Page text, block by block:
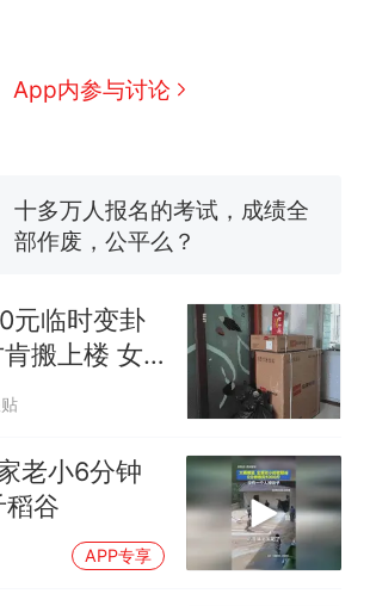
App内参与讨论
人生
新 搬家报价570元，搬到楼下
空调24小时开着反而更省电？
电力部门回应
试前13名均遭淘汰？教育局：
已叫停招聘，成立调查组全面
核查
“不建议大家买深色蛋糕”上热
搜，网友：天塌了！
那个在床头放菜刀的女孩，
人生
元临时变卦
搬上楼 女
老小6分钟
稻谷
APP专享